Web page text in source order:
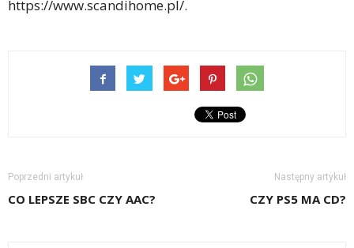
https://www.scandihome.pl/.
Poprzedni artykuł
CO LEPSZE SBC CZY AAC?
Następny artykuł
CZY PS5 MA CD?